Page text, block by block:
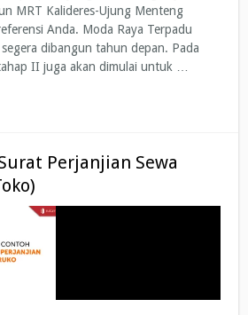
MRT Kalideres-Ujung Menteng
Anda. Moda Raya Terpadu
dibangun tahun depan. Pada
II juga akan dimulai untuk …
Perjanjian Sewa